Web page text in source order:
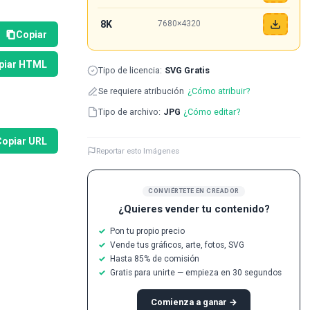
Copiar
HTML
URL
CONVIÉRTETE EN CREADOR
¿Quieres vender tu contenido?
Pon tu propio precio
Vende tus gráficos, arte, fotos, SVG
Hasta 85% de comisión
Gratis para unirte — empieza en 30 segundos
Comienza a ganar →
8K 7680×4320
Tipo de licencia: SVG Gratis
Se requiere atribución ¿Cómo atribuir?
Tipo de archivo: JPG ¿Cómo editar?
Reportar esto Imágenes